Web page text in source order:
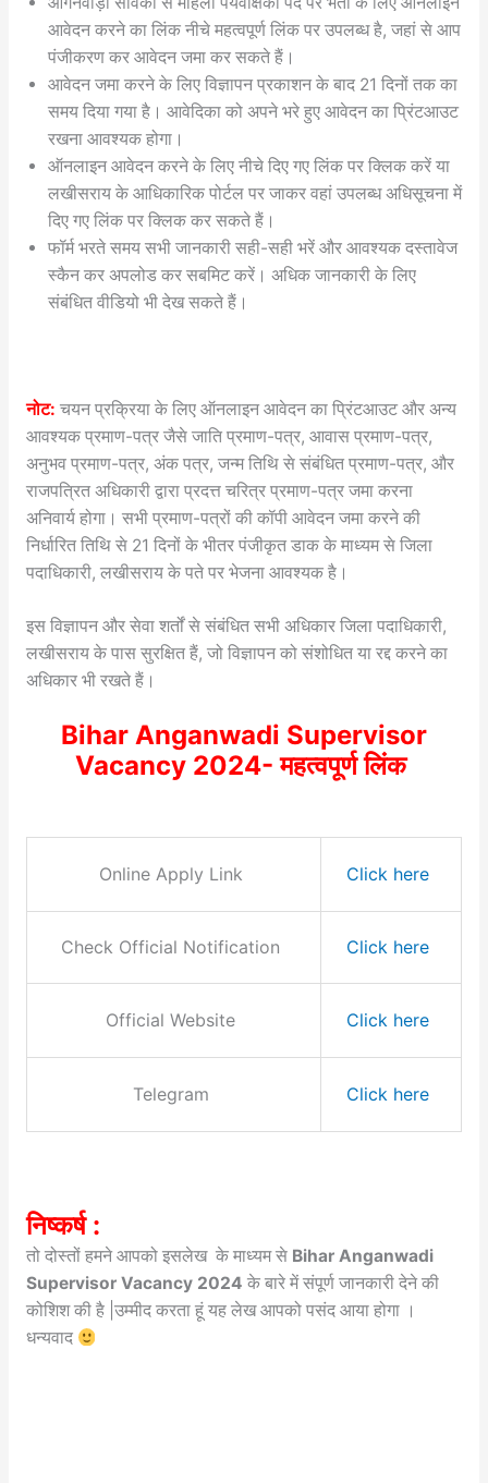
आवेदन करने का लिंक नीचे महत्वपूर्ण लिंक पर उपलब्ध है, जहां से आप
पंजीकरण कर आवेदन जमा कर सकते हैं।
आवेदन जमा करने के लिए विज्ञापन प्रकाशन के बाद 21 दिनों तक का
समय दिया गया है। आवेदिका को अपने भरे हुए आवेदन का प्रिंटआउट
रखना आवश्यक होगा।
ऑनलाइन आवेदन करने के लिए नीचे दिए गए लिंक पर क्लिक करें या
लखीसराय के आधिकारिक पोर्टल पर जाकर वहां उपलब्ध अधिसूचना में
दिए गए लिंक पर क्लिक कर सकते हैं।
फॉर्म भरते समय सभी जानकारी सही-सही भरें और आवश्यक दस्तावेज
स्कैन कर अपलोड कर सबमिट करें। अधिक जानकारी के लिए
संबंधित वीडियो भी देख सकते हैं।
नोट: चयन प्रक्रिया के लिए ऑनलाइन आवेदन का प्रिंटआउट और अन्य
आवश्यक प्रमाण-पत्र जैसे जाति प्रमाण-पत्र, आवास प्रमाण-पत्र,
अनुभव प्रमाण-पत्र, अंक पत्र, जन्म तिथि से संबंधित प्रमाण-पत्र, और
राजपत्रित अधिकारी द्वारा प्रदत्त चरित्र प्रमाण-पत्र जमा करना
अनिवार्य होगा। सभी प्रमाण-पत्रों की कॉपी आवेदन जमा करने की
निर्धारित तिथि से 21 दिनों के भीतर पंजीकृत डाक के माध्यम से जिला
पदाधिकारी, लखीसराय के पते पर भेजना आवश्यक है।
इस विज्ञापन और सेवा शर्तों से संबंधित सभी अधिकार जिला पदाधिकारी,
लखीसराय के पास सुरक्षित हैं, जो विज्ञापन को संशोधित या रद्द करने का
अधिकार भी रखते हैं।
Bihar Anganwadi Supervisor
Vacancy 2024- महत्वपूर्ण लिंक
Online Apply Link Click here
Check Official Notification Click here
Official Website Click here
Telegram Click here
निष्कर्ष :
तो दोस्तों हमने आपको इसलेख के माध्यम से Bihar Anganwadi
Supervisor Vacancy 2024 के बारे में संपूर्ण जानकारी देने की
कोशिश की है |उम्मीद करता हूं यह लेख आपको पसंद आया होगा ।
धन्यवाद